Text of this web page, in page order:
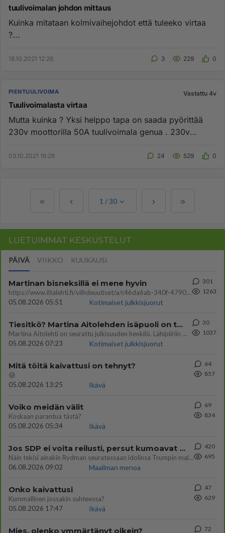
tuulivoimalan johdon mittaus
Kuinka mitataan kolmivaihejohdot että tuleeko virtaa
?...
18.10.2021 12:26 3 229 0
PIENTUULIVOIMA Vastattu 4v
Tuulivoimalasta virtaa
Mutta kuinka ? Yksi helppo tapa on saada pyörittää
230v moottorilla 50A tuulivoimala genua . 230v
03.10.2021 16:28 24 529 0
1 /30
LUETUIMMAT KESKUSTELUT
PÄIVÄ VIIKKO KUUKAUSI
Martinan bisneksillä ei mene hyvin
https://www.iltalehti.fi/viihdeuutiset/a/c46da6ab-340f-4790-aaa7-0865eed2336 Yrityksen konkurssihakemus on tullut kärä
05.08.2026 05:51
Kotimaiset julkkisjuorut
301
1263
Tiesitkö? Martina Aitolehden isäpuoli on tämä suosittu laulaja
Martina Aitolehti on seurattu julkisuuden henkilö. Lähipiiriin mahtuu muitakin tunnettuja henkilöitä. Tiesitkö, että Ma
05.08.2026 07:23
Kotimaiset julkkisjuorut
30
1037
Mitä töitä kaivattusi on tehnyt?
😅
05.08.2026 13:25
Ikävä
64
857
Voiko meidän välit
Koskaan parantua tästä?
05.08.2026 05:34
Ikävä
69
834
Jos SDP ei voita reilusti, persut kumoavat demokratian Suomesta
Näin tekisi ainakin Rydman seuratessaan idolinsa Trumpin mallia https://www.is.fi/politiikka/art-2000012187244.html
06.08.2026 09:02
Maailman menoa
420
695
Onko kaivattusi
Kummallinen jossakin suhteessa?
05.08.2026 17:47
Ikävä
47
629
Mies, olenko ymmärtänyt oikein?
72